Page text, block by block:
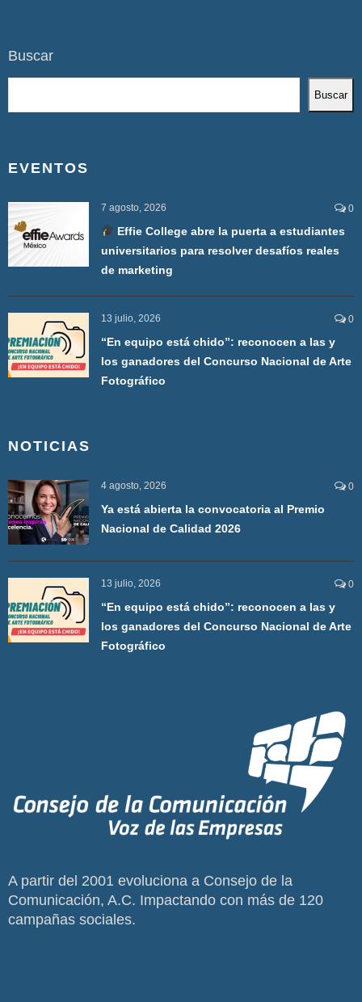
Buscar
Buscar
EVENTOS
7 agosto, 2026 0
Effie College abre la puerta a estudiantes
universitarios para resolver desafíos reales
de marketing
13 julio, 2026 0
“En equipo está chido”: reconocen a las y
los ganadores del Concurso Nacional de Arte
Fotográfico
NOTICIAS
4 agosto, 2026 0
Ya está abierta la convocatoria al Premio
Nacional de Calidad 2026
13 julio, 2026 0
“En equipo está chido”: reconocen a las y
los ganadores del Concurso Nacional de Arte
Fotográfico
A partir del 2001 evoluciona a Consejo de la
Comunicación, A.C. Impactando con más de 120
campañas sociales.